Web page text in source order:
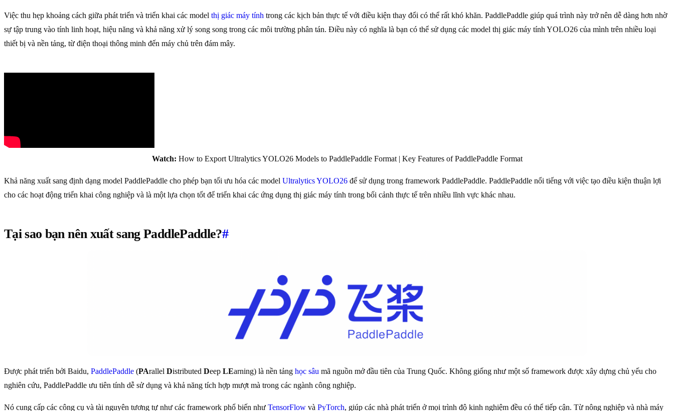
Việc thu hẹp khoảng cách giữa phát triển và triển khai các model thị giác máy tính trong các kịch bản thực tế với điều kiện thay đổi có thể rất khó khăn. PaddlePaddle giúp quá trình này trở nên dễ dàng hơn nhờ
sự tập trung vào tính linh hoạt, hiệu năng và khả năng xử lý song song trong các môi trường phân tán. Điều này có nghĩa là bạn có thể sử dụng các model thị giác máy tính YOLO26 của mình trên nhiều loại
thiết bị và nền tảng, từ điện thoại thông minh đến máy chủ trên đám mây.
Watch: How to Export Ultralytics YOLO26 Models to PaddlePaddle Format | Key Features of PaddlePaddle Format
Khả năng xuất sang định dạng model PaddlePaddle cho phép bạn tối ưu hóa các model Ultralytics YOLO26 để sử dụng trong framework PaddlePaddle. PaddlePaddle nổi tiếng với việc tạo điều kiện thuận lợi
cho các hoạt động triển khai công nghiệp và là một lựa chọn tốt để triển khai các ứng dụng thị giác máy tính trong bối cảnh thực tế trên nhiều lĩnh vực khác nhau.
Tại sao bạn nên xuất sang PaddlePaddle?#
Được phát triển bởi Baidu, PaddlePaddle (PArallel Distributed Deep LEarning) là nền tảng học sâu mã nguồn mở đầu tiên của Trung Quốc. Không giống như một số framework được xây dựng chủ yếu cho
nghiên cứu, PaddlePaddle ưu tiên tính dễ sử dụng và khả năng tích hợp mượt mà trong các ngành công nghiệp.
Nó cung cấp các công cụ và tài nguyên tương tự như các framework phổ biến như TensorFlow và PyTorch, giúp các nhà phát triển ở mọi trình độ kinh nghiệm đều có thể tiếp cận. Từ nông nghiệp và nhà máy